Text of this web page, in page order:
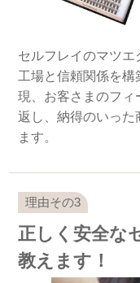
セルフレイのマツ
工場と信頼関係を
現、お客さまのフィ
返し、納得のいった
ます。
正しく安全な
教えます！